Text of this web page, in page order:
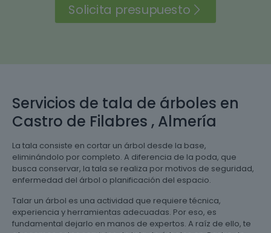
Solicita presupuesto
Servicios de tala de árboles en
Castro de Filabres , Almería
La tala consiste en cortar un árbol desde la base,
eliminándolo por completo. A diferencia de la poda, que
busca conservar, la tala se realiza por motivos de seguridad,
enfermedad del árbol o planificación del espacio.
Talar un árbol es una actividad que requiere técnica,
experiencia y herramientas adecuadas. Por eso, es
fundamental dejarlo en manos de expertos. A raíz de ello, te